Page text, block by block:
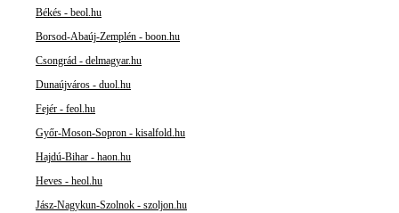
Békés - beol.hu
Borsod-Abaúj-Zemplén - boon.hu
Csongrád - delmagyar.hu
Dunaújváros - duol.hu
Fejér - feol.hu
Győr-Moson-Sopron - kisalfold.hu
Hajdú-Bihar - haon.hu
Heves - heol.hu
Jász-Nagykun-Szolnok - szoljon.hu